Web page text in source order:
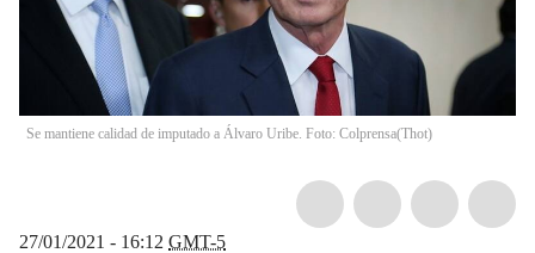
Se mantiene calidad de imputado a Álvaro Uribe. Foto: Colprensa(Thot)
27/01/2021 - 16:12 GMT-5